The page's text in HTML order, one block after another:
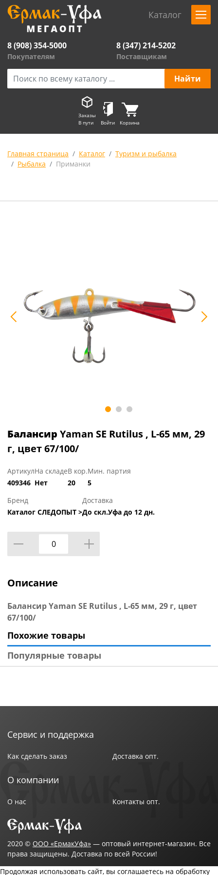
Каталог
8 (908) 354-5000
Покупателям
8 (347) 214-5202
Поставщикам
Заказы
В пути
Войти Корзина
Главная страница Каталог
Туризм и рыбалка
Рыбалка
Приманки
Балансир Yaman SE Rutilus , L-65 мм, 29
г, цвет 67/100/
Артикул
409346
На складе
Нет
В кор.
20
Мин. партия
5
Бренд
Каталог СЛЕДОПЫТ >
Доставка
До скл.Уфа до 12 дн.
Описание
Балансир Yaman SE Rutilus , L-65 мм, 29 г, цвет
67/100/
Похожие товары
Популярные товары
Сервис и поддержка
Как сделать заказ Доставка опт.
О компании
О нас Контакты опт.
2020 © ООО «ЕрмакУфа» — оптовый интернет-магазин. Все
права защищены. Доставка по всей России!
Продолжая использовать сайт, вы соглашаетесь на обработку